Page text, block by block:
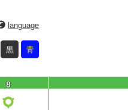
language
黒 青
8